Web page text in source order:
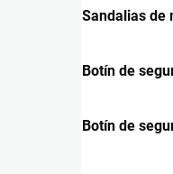
Sandalias de
Botín de
Botín de